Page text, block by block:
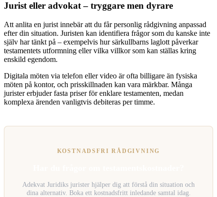
Jurist eller advokat – tryggare men dyrare
Att anlita en jurist innebär att du får personlig rådgivning anpassad
efter din situation. Juristen kan identifiera frågor som du kanske inte
själv har tänkt på – exempelvis hur särkullbarns laglott påverkar
testamentets utformning eller vilka villkor som kan ställas kring
enskild egendom.
Digitala möten via telefon eller video är ofta billigare än fysiska
möten på kontor, och prisskillnaden kan vara märkbar. Många
jurister erbjuder fasta priser för enklare testamenten, medan
komplexa ärenden vanligtvis debiteras per timme.
KOSTNADSFRI RÅDGIVNING
Adekvat Juridiks jurister hjälper dig att förstå din situation och
dina alternativ. Boka ett kostnadsfritt inledande samtal idag.